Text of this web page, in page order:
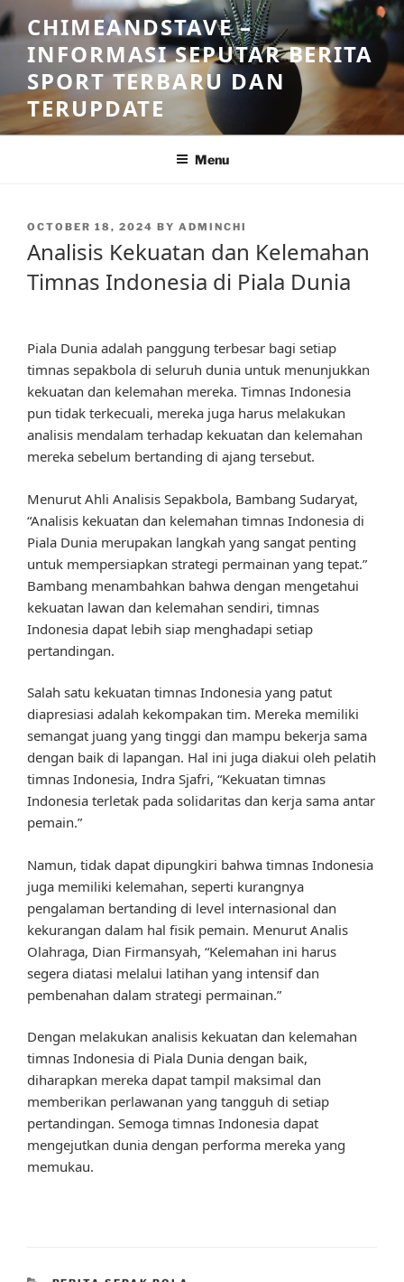
Skip
to
content
CHIMEANDSTAVE –
INFORMASI SEPUTAR BERITA
SPORT TERBARU DAN
TERUPDATE
Menu
POSTED
OCTOBER 18, 2024 BY ADMINCHI
Analisis Kekuatan dan Kelemahan
Timnas Indonesia di Piala Dunia
Piala Dunia adalah panggung terbesar bagi setiap
timnas sepakbola di seluruh dunia untuk menunjukkan
kekuatan dan kelemahan mereka. Timnas Indonesia
pun tidak terkecuali, mereka juga harus melakukan
analisis mendalam terhadap kekuatan dan kelemahan
mereka sebelum bertanding di ajang tersebut.
Menurut Ahli Analisis Sepakbola, Bambang Sudaryat,
“Analisis kekuatan dan kelemahan timnas Indonesia di
Piala Dunia merupakan langkah yang sangat penting
untuk mempersiapkan strategi permainan yang tepat.”
Bambang menambahkan bahwa dengan mengetahui
kekuatan lawan dan kelemahan sendiri, timnas
Indonesia dapat lebih siap menghadapi setiap
pertandingan.
Salah satu kekuatan timnas Indonesia yang patut
diapresiasi adalah kekompakan tim. Mereka memiliki
semangat juang yang tinggi dan mampu bekerja sama
dengan baik di lapangan. Hal ini juga diakui oleh pelatih
timnas Indonesia, Indra Sjafri, “Kekuatan timnas
Indonesia terletak pada solidaritas dan kerja sama antar
pemain.”
Namun, tidak dapat dipungkiri bahwa timnas Indonesia
juga memiliki kelemahan, seperti kurangnya
pengalaman bertanding di level internasional dan
kekurangan dalam hal fisik pemain. Menurut Analis
Olahraga, Dian Firmansyah, “Kelemahan ini harus
segera diatasi melalui latihan yang intensif dan
pembenahan dalam strategi permainan.”
Dengan melakukan analisis kekuatan dan kelemahan
timnas Indonesia di Piala Dunia dengan baik,
diharapkan mereka dapat tampil maksimal dan
memberikan perlawanan yang tangguh di setiap
pertandingan. Semoga timnas Indonesia dapat
mengejutkan dunia dengan performa mereka yang
memukau.